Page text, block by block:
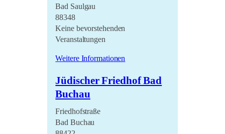
Bad Saulgau
88348
Keine bevorstehenden
Veranstaltungen
Weitere Informationen
Jüdischer Friedhof Bad
Buchau
Friedhofstraße
Bad Buchau